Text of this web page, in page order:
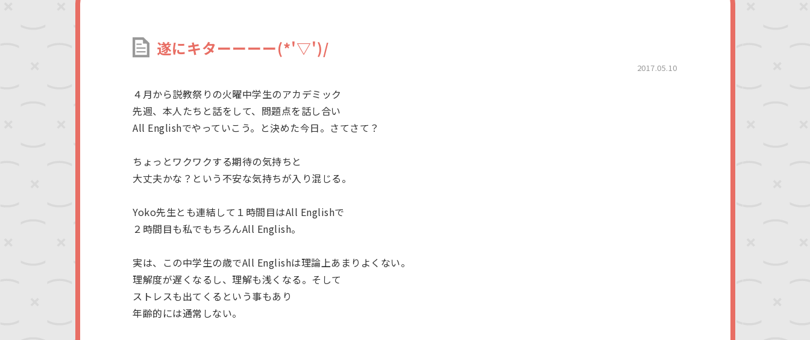
遂にキターーーー(*'▽')/
2017.05.10
４月から説教祭りの火曜中学生のアカデミック
先週、本人たちと話をして、問題点を話し合い
All Englishでやっていこう。と決めた今日。さてさて？
ちょっとワクワクする期待の気持ちと
大丈夫かな？という不安な気持ちが入り混じる。
Yoko先生とも連結して１時間目はAll Englishで
２時間目も私でもちろんAll English。
実は、この中学生の歳でAll Englishは理論上あまりよくない。
理解度が遅くなるし、理解も浅くなる。そして
ストレスも出てくるという事もあり
年齢的には通常しない。